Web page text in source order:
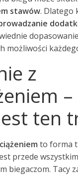
stawów. Dlatego
możliwości
z
–
ten
to forma
przede
biegaczom. Tacy